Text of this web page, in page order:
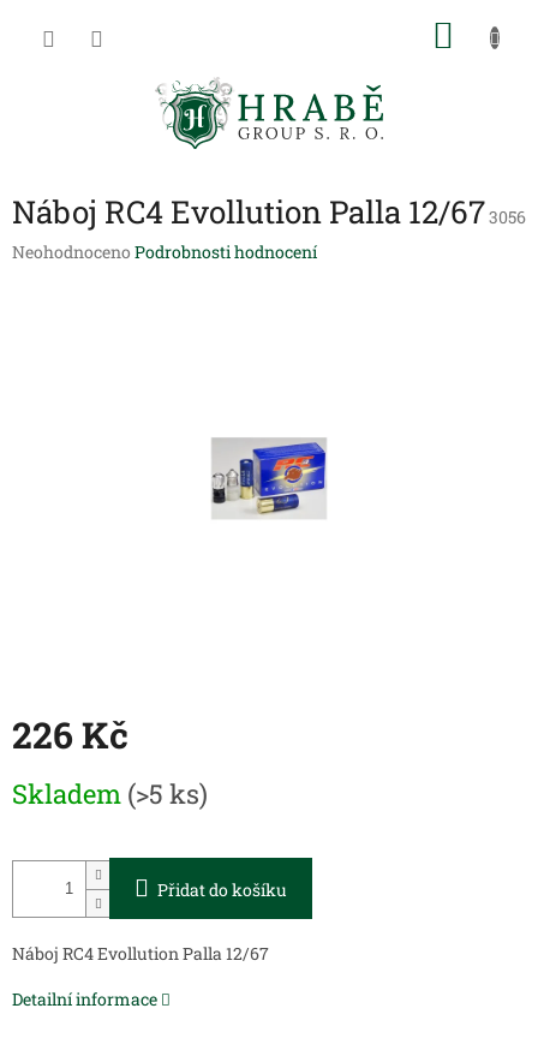
Náboj RC4 Evollution Palla 12/673056
Průměrné
Neohodnoceno Podrobnosti hodnocení
226 Kč
cena:
Skladem (>5 ks)
Přidat do košíku
Náboj RC4 Evollution Palla 12/67
Detailní informace